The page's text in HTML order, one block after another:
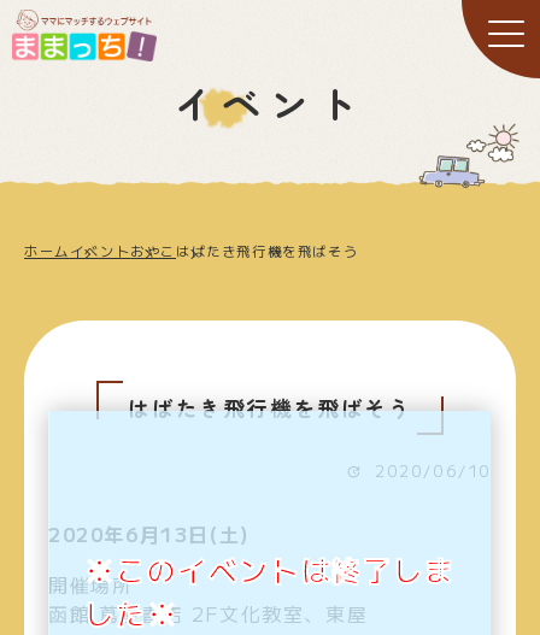
イベント
ホーム イベントおやこ はばたき飛行機を飛ばそう
はばたき飛行機を飛ばそう
2020/06/10
2020年6月13日(土)
開催場所
函館 蔦屋書店 2F文化教室、東屋
※このイベントは終了しま
した※